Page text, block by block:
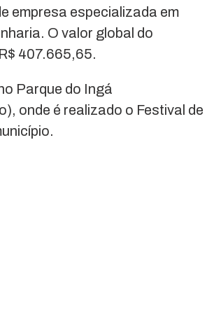
empresa especializada em
O valor global do
407.665,65.
Parque do Ingá
onde é realizado o Festival de